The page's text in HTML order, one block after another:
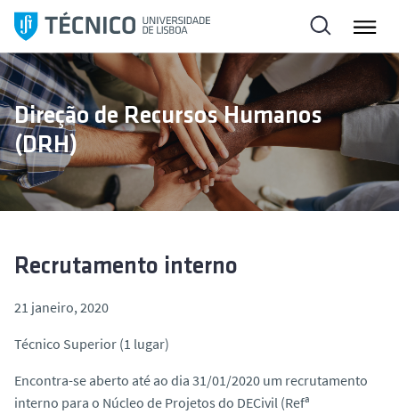
l
t
a
r
p
a
a
Direção de Recursos Humanos
(DRH)
Recrutamento interno
21 janeiro, 2020
Técnico Superior (1 lugar)
Encontra-se aberto até ao dia 31/01/2020 um recrutamento
interno para o Núcleo de Projetos do DECivil (Refª